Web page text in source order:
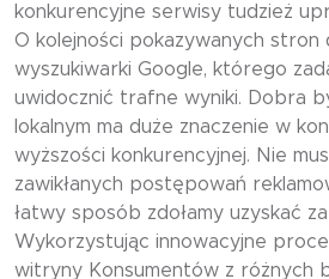
konkurencyjne serwisy tudzież
O kolejności pokazywanych stron
wyszukiwarki Google, którego
uwidocznić trafne wyniki. Dobra
lokalnym ma duże znaczenie w
wyższości konkurencyjnej. Nie
zawikłanych postępowań
łatwy sposób zdołamy uzyskać
Wykorzystując innowacyjne
witryny Konsumentów z różnych